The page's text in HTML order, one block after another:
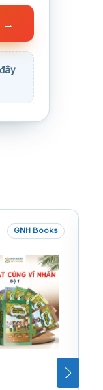
→
GNH Books